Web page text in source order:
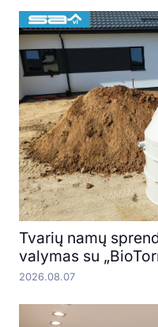
Tvarių namų
valymas su
2026.08.07